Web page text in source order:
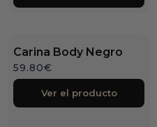
Carina Body Negro
59.80€
Ver el producto